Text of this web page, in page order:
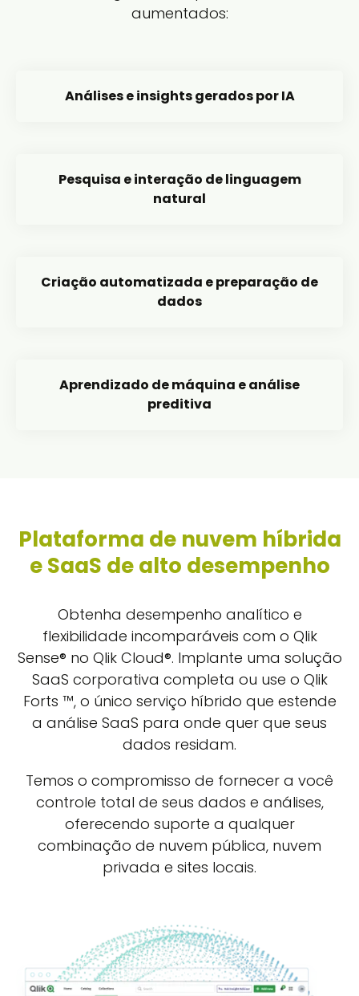
aumentados:
Análises e insights gerados por IA
Pesquisa e interação de linguagem
natural
Criação automatizada e preparação de
dados
Aprendizado de máquina e análise
preditiva
Plataforma de nuvem híbrida
e SaaS de alto desempenho
Obtenha desempenho analítico e
flexibilidade incomparáveis com o Qlik
Sense® no Qlik Cloud®. Implante uma solução
SaaS corporativa completa ou use o Qlik
Forts ™, o único serviço híbrido que estende
a análise SaaS para onde quer que seus
dados residam.
Temos o compromisso de fornecer a você
controle total de seus dados e análises,
oferecendo suporte a qualquer
combinação de nuvem pública, nuvem
privada e sites locais.